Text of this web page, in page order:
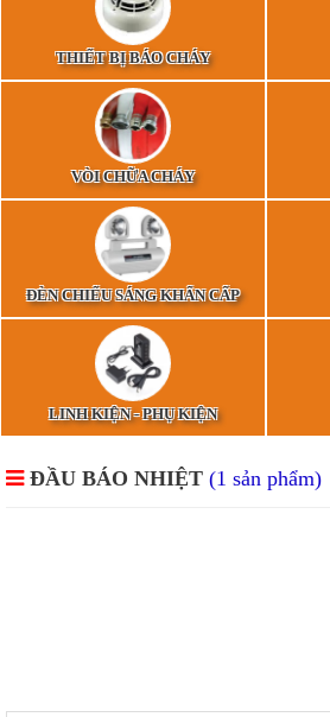
THIẾT BỊ BÁO CHÁY
VÒI CHỮA CHÁY
ĐÈN CHIẾU SÁNG KHẨN CẤP
LINH KIỆN - PHỤ KIỆN
ĐẦU BÁO NHIỆT (1 sản phẩm)